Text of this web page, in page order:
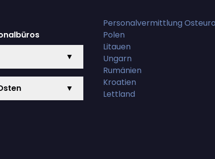
▼
▼
Personalvermittlung
Polen
Litauen
Ungarn
Rumänien
Kroatien
Lettland